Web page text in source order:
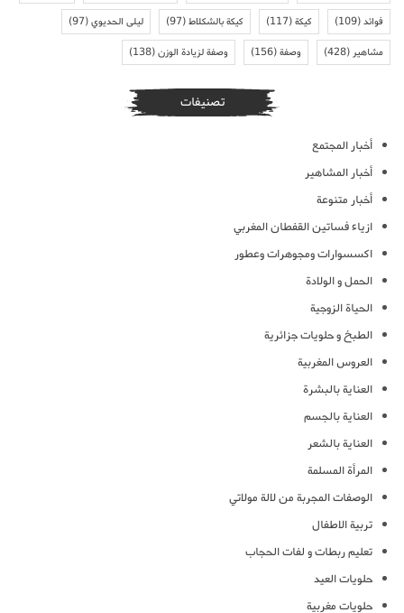
فوائد(109) كيكة(117) كيكة بالشكلاط(97) ليلى الحديوي(97)
مشاهير(428) وصفة(156) وصفة لزيادة الوزن(138)
تصنيفات
أخبار المجتمع
أخبار المشاهير
أخبار متنوعة
ازياء فساتين القفطان المغربي
اكسسوارات ومجوهرات وعطور
الحمل و الولادة
الحياة الزوجية
الطبخ و حلويات جزائرية
العروس المغربية
العناية بالبشرة
العناية بالجسم
العناية بالشعر
المرأة المسلمة
الوصفات المجربة من لالة مولاتي
تربية الاطفال
تعليم ربطات و لفات الحجاب
حلويات العيد
حلويات مغربية